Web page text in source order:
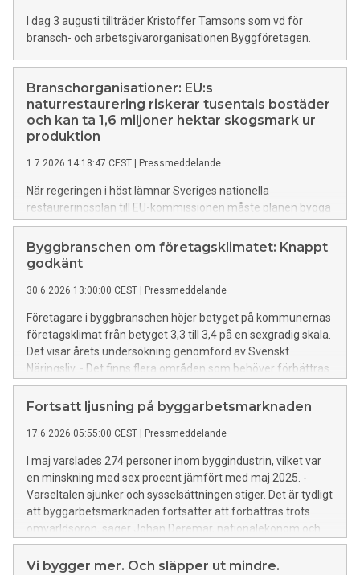
I dag 3 augusti tillträder Kristoffer Tamsons som vd för
bransch- och arbetsgivarorganisationen Byggföretagen.
Branschorganisationer: EU:s
naturrestaurering riskerar tusentals bostäder
och kan ta 1,6 miljoner hektar skogsmark ur
produktion
1.7.2026 14:18:47 CEST Pressmeddelande
När regeringen i höst lämnar Sveriges nationella
restaureringsplan till EU-kommissionen måste planen bygga
på väl underbyggda konsekvensanalyser. Förslagen som
svenska myndigheter presenterat saknar i dag en tillräcklig
analys av hur olika åtgärder påverkar tillväxten i våra
Byggföretagen, Skogsindustrierna och Svemin på Dagens
Byggbranschen om företagsklimatet: Knappt
godkänt
30.6.2026 13:00:00 CEST Pressmeddelande
Företagare i byggbranschen höjer betyget på kommunernas
företagsklimat från betyget 3,3 till 3,4 på en sexgradig skala.
Det visar årets undersökning genomförd av Svenskt
Näringsliv. - Det finns flera områden som behöver förbättras
om resultatet ska bli något annat än knappt godkänt,
säger Tanja Rasmusson Hjorth, vice vd och chef näringsliv &
Fortsatt ljusning på byggarbetsmarknaden
17.6.2026 05:55:00 CEST Pressmeddelande
I maj varslades 274 personer inom byggindustrin, vilket var
en minskning med sex procent jämfört med maj 2025. -
Varseltalen sjunker och sysselsättningen stiger. Det är tydligt
att byggarbetsmarknaden fortsätter att förbättras trots
omvärldsoron, säger Johan Deremar, nationalekonom och
prognosansvarig, Byggföretagen
Vi bygger mer. Och släpper ut mindre.